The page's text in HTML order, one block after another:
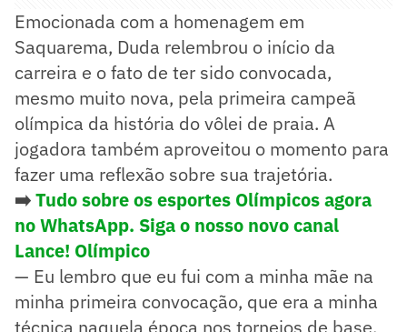
Emocionada com a homenagem em
Saquarema, Duda relembrou o início da
carreira e o fato de ter sido convocada,
mesmo muito nova, pela primeira campeã
olímpica da história do vôlei de praia. A
jogadora também aproveitou o momento para
fazer uma reflexão sobre sua trajetória.
➡️Tudo sobre os esportes Olímpicos agora
no WhatsApp. Siga o nosso novo canal
Lance! Olímpico
— Eu lembro que eu fui com a minha mãe na
minha primeira convocação, que era a minha